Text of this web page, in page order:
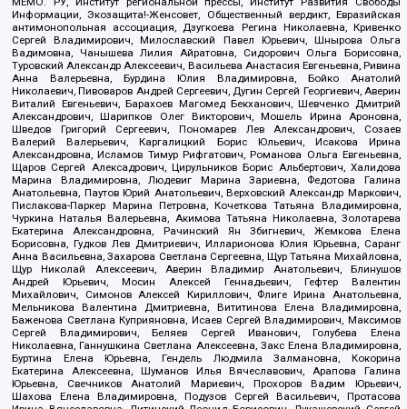
Информации, Экозащита!-Женсовет, Общественный вердикт, Евразийская
антимонопольная ассоциация, Дзугкоева Регина Николаевна, Кривенко
Сергей Владимирович, Милославский Павел Юрьевич, Шнырова Ольга
Вадимовна, Чанышева Лилия Айратовна, Сидорович Ольга Борисовна,
Туровский Александр Алексеевич, Васильева Анастасия Евгеньевна, Ривина
Анна Валерьевна, Бурдина Юлия Владимировна, Бойко Анатолий
Николаевич, Пивоваров Андрей Сергеевич, Дугин Сергей Георгиевич, Аверин
Виталий Евгеньевич, Барахоев Магомед Бекханович, Шевченко Дмитрий
Александрович, Шарипков Олег Викторович, Мошель Ирина Ароновна,
Шведов Григорий Сергеевич, Пономарев Лев Александрович, Созаев
Валерий Валерьевич, Каргалицкий Борис Юльевич, Исакова Ирина
Александровна, Исламов Тимур Рифгатович, Романова Ольга Евгеньевна,
Щаров Сергей Алексадрович, Цирульников Борис Альбертович, Халидова
Марина Владимировна, Людевиг Марина Зариевна, Федотова Галина
Анатольевна, Паутов Юрий Анатольевич, Верховский Александр Маркович,
Пислакова-Паркер Марина Петровна, Кочеткова Татьяна Владимировна,
Чуркина Наталья Валерьевна, Акимова Татьяна Николаевна, Золотарева
Екатерина Александровна, Рачинский Ян Збигневич, Жемкова Елена
Борисовна, Гудков Лев Дмитриевич, Илларионова Юлия Юрьевна, Саранг
Анна Васильевна, Захарова Светлана Сергеевна, Щур Татьяна Михайловна,
Щур Николай Алексеевич, Аверин Владимир Анатольевич, Блинушов
Андрей Юрьевич, Мосин Алексей Геннадьевич, Гефтер Валентин
Михайлович, Симонов Алексей Кириллович, Флиге Ирина Анатольевна,
Мельникова Валентина Дмитриевна, Вититинова Елена Владимировна,
Баженова Светлана Куприяновна, Исаев Сергей Владимирович, Максимов
Сергей Владимирович, Беляев Сергей Иванович, Голубева Елена
Николаевна, Ганнушкина Светлана Алексеевна, Закс Елена Владимировна,
Буртина Елена Юрьевна, Гендель Людмила Залмановна, Кокорина
Екатерина Алексеевна, Шуманов Илья Вячеславович, Арапова Галина
Юрьевна, Свечников Анатолий Мариевич, Прохоров Вадим Юрьевич,
Шахова Елена Владимировна, Подузов Сергей Васильевич, Протасова